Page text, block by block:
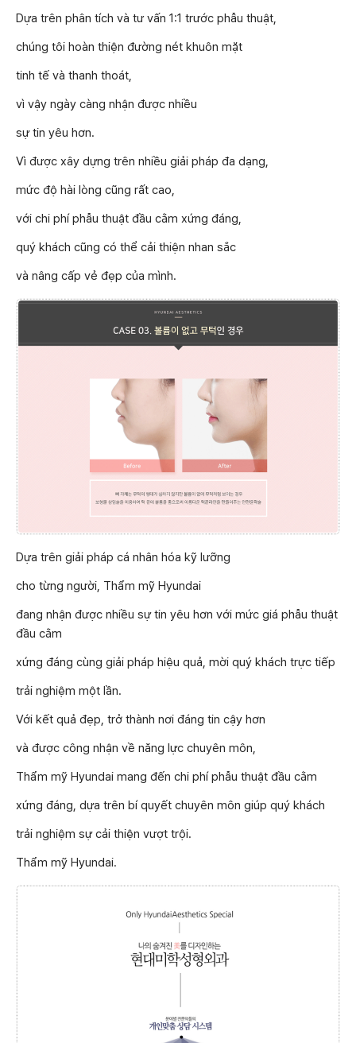
Dựa trên phân tích và tư vấn 1:1 trước phẫu thuật,
chúng tôi hoàn thiện đường nét khuôn mặt
tinh tế và thanh thoát,
vì vậy ngày càng nhận được nhiều
sự tin yêu hơn.
Vì được xây dựng trên nhiều giải pháp đa dạng,
mức độ hài lòng cũng rất cao,
với chi phí phẫu thuật đầu cằm xứng đáng,
quý khách cũng có thể cải thiện nhan sắc
và nâng cấp vẻ đẹp của mình.
Dựa trên giải pháp cá nhân hóa kỹ lưỡng
cho từng người, Thẩm mỹ Hyundai
đang nhận được nhiều sự tin yêu hơn với mức giá phẫu thuật
đầu cằm
xứng đáng cùng giải pháp hiệu quả, mời quý khách trực tiếp
trải nghiệm một lần.
Với kết quả đẹp, trở thành nơi đáng tin cậy hơn
và được công nhận về năng lực chuyên môn,
Thẩm mỹ Hyundai mang đến chi phí phẫu thuật đầu cằm
xứng đáng, dựa trên bí quyết chuyên môn giúp quý khách
trải nghiệm sự cải thiện vượt trội.
Thẩm mỹ Hyundai.